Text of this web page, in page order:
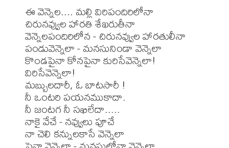
ఈ వెన్నెల.... మల్లి విరిపందిరిలోనా
చిరునవ్వుల హారతి శేఖరుతీనా
వెన్నెలపందిరిలోన - చిరునవ్వుల హారతులీనా
పండువెన్నెలా - మనసునిండా వెన్నెలా
కొండపైనా కోనపైనా కురిసేవెన్నెలా!
విరిసేవెన్నెలా!
మబ్బులదారీ, ఓ బాటసారీ !
నీ ఒంటరి పయనముకాదా.
నీ జంటగ నీ సఖిలేదా.....
నాకై వేచే - నవ్వులు పూచే
నా చెలి కన్నులకాసే వెన్నెలా